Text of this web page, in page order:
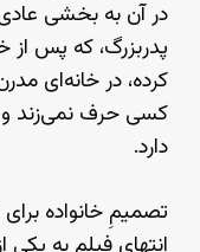
در آن به بخشی
پدربزرگ، که پس
کرده، در خانه‌ای
کسی حرف نمی‌زند
دارد.
تصمیمِ خانواده